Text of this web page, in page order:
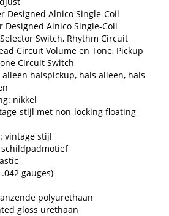
Designed Alnico Single-Coil
Designed Alnico Single-Coil
Switch, Rhythm Circuit
Circuit Volume en Tone, Pickup
Circuit Switch
halspickup, hals alleen, hals
nikkel
stijl met non-locking floating
vintage stijl
schildpadmotief
gauges)
polyurethaan
gloss urethaan